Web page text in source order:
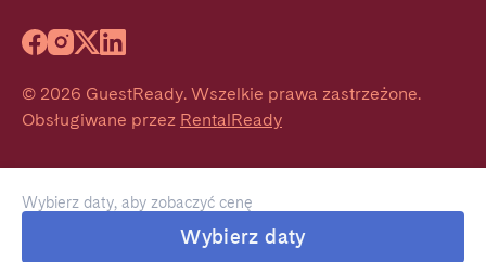
Wybierz daty, aby zobaczyć cenę
Wybierz daty
© 2026 GuestReady. Wszelkie prawa zastrzeżone.
Obsługiwane przez RentalReady